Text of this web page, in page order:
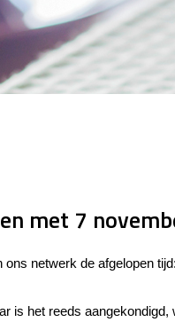
met 7
netwerk de afgelopen
is het reeds